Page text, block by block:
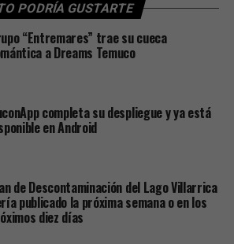
PODRÍA GUSTARTE
“Entremares” trae su cueca
a Dreams Temuco
completa su despliegue y ya está
en Android
de Descontaminación del Lago Villarrica
publicado la próxima semana o en los
diez días